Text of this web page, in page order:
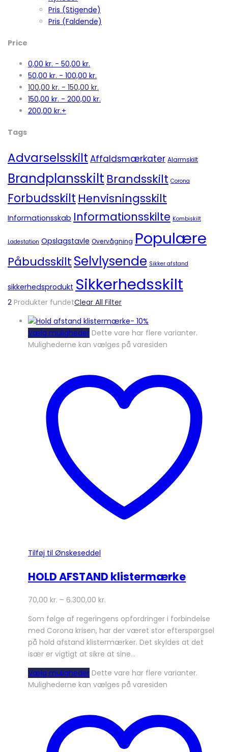
Pris (Stigende)
Pris (Faldende)
Price
0,00 kr. - 50,00 kr.
50,00 kr. - 100,00 kr.
100,00 kr. - 150,00 kr.
150,00 kr. - 200,00 kr.
200,00 kr.+
Tags
Advarselsskilt Affaldsmærkater Alarmskilt
Brandplansskilt Brandsskilt Corona
Forbudsskilt Henvisningsskilt
Informationsskab Informationsskilte Kombiskilt
Ladestation Opslagstavle Overvågning Populære
PåbudsskiltSelvlysende Sikker afstand
sikkerhedsprodukt Sikkerhedsskilt
2 Produkter fundetClear All Filter
- 10%
Vælg muligheder Dette vare har flere varianter.
Mulighederne kan vælges på varesiden
Tilføj til Ønskeseddel
HOLD AFSTAND klistermærke
70,00 kr. – 6.300,00 kr.
Som følge af regeringens opfordringer i forbindelse
med Corona krisen, har der været stor efterspørgsel
på hold afstand klistermærker. Det skyldes at det
især er vigtigt at sikre at sine…
Vælg muligheder Dette vare har flere varianter.
Mulighederne kan vælges på varesiden